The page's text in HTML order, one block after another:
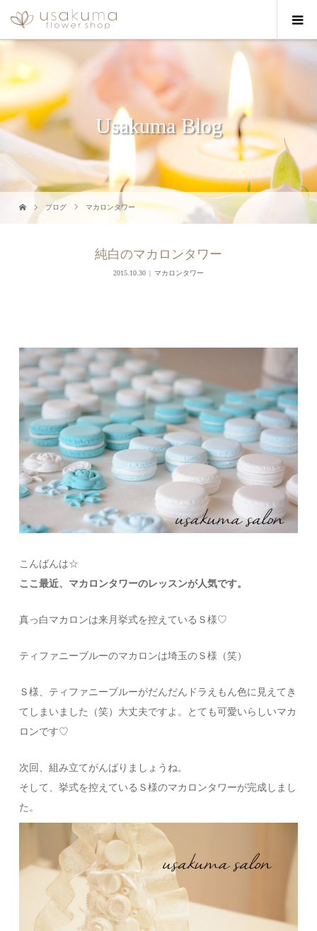
Usakuma Blog
ブログ マカロンタワー
純白のマカロンタワー
2015.10.30 マカロンタワー
こんばんは☆
ここ最近、マカロンタワーのレッスンが人気です。
真っ白マカロンは来月挙式を控えているＳ様♡
ティファニーブルーのマカロンは埼玉のＳ様（笑）
Ｓ様、ティファニーブルーがだんだんドラえもん色に見えてき
てしまいました（笑）大丈夫ですよ。とても可愛いらしいマカ
ロンです♡
次回、組み立てがんばりましょうね。
そして、挙式を控えているＳ様のマカロンタワーが完成しまし
た。